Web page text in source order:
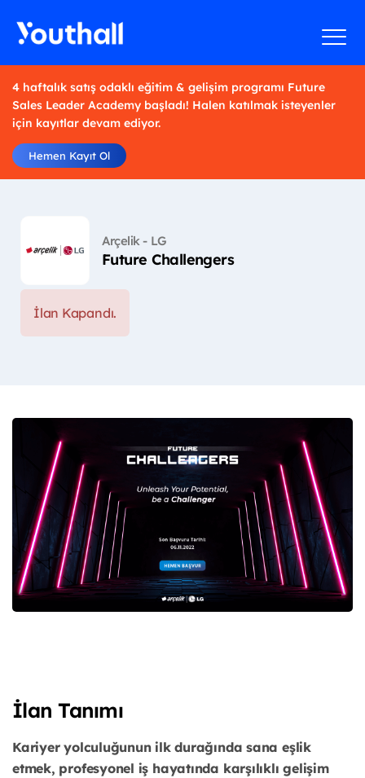
4 haftalık satış odaklı eğitim & gelişim programı Future
Sales Leader Academy başladı! Halen katılmak isteyenler
için kayıtlar devam ediyor.
Hemen Kayıt Ol
Arçelik - LG
Future Challengers
İlan Kapandı.
İlan Tanımı
Kariyer yolculuğunun ilk durağında sana eşlik
etmek, profesyonel iş hayatında karşılıklı gelişim